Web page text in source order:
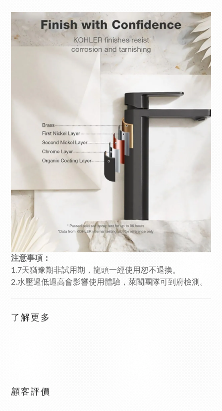
注意事項：
1.7天猶豫期非試用期，龍頭一經使用恕不退換。
2.水壓過低過高會影響使用體驗，萊閣團隊可到府檢測。
了解更多
顧客評價